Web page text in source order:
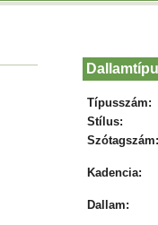
Típusszám:
Stílus:
Szótagszám:
Kadencia:
Dallam: